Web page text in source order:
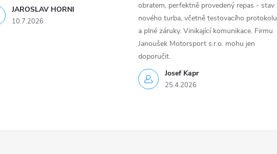
JAROSLAV HORNI
10.7.2026
Josef Kapr
25.4.2026
obratem, perfektně provedený repas - stav
nového turba, včetně testovacího protokolu
a plné záruky. Vinikající komunikace. Firmu
Janoušek Motorsport s.r.o. mohu jen
doporučit.